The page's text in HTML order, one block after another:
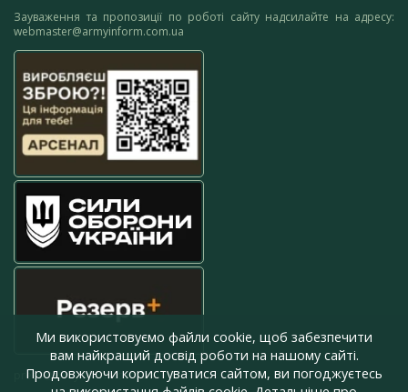
Зауваження та пропозиції по роботі сайту надсилайте на адресу:
webmaster@armyinform.com.ua
press@armyinform.com.ua
Ми використовуємо файли cookie, щоб забезпечити
вам найкращий досвід роботи на нашому сайті.
Продовжуючи користуватися сайтом, ви погоджуєтесь